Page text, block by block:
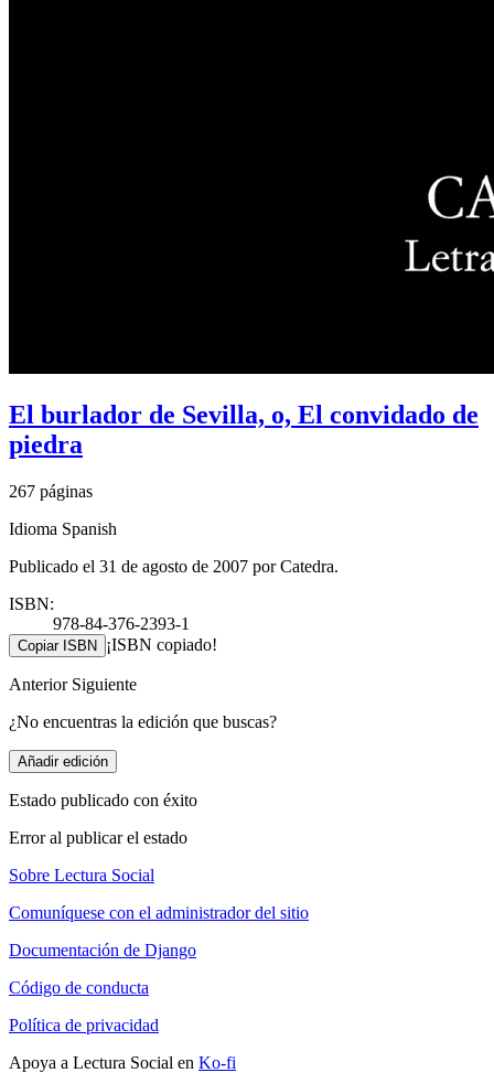
El burlador de Sevilla, o, El convidado de
piedra
267 páginas
Idioma Spanish
Publicado el 31 de agosto de 2007 por Catedra.
ISBN:
978-84-376-2393-1
Copiar ISBN ¡ISBN copiado!
Anterior Siguiente
¿No encuentras la edición que buscas?
Añadir edición
Estado publicado con éxito
Error al publicar el estado
Sobre Lectura Social
Comuníquese con el administrador del sitio
Documentación de Django
Código de conducta
Política de privacidad
Apoya a Lectura Social en Ko-fi